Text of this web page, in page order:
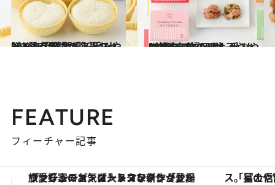
2026.1.11
2026年【佐賀県】手みやげ3選 有明海の海苔のセットも手軽なギフトに！
贈りもの 2026.1.11
2026年【福岡県】手みやげ3選 名物の明太子やもつ鍋のアレンジも！
贈りもの
FEATURE
フィーチャー記事
「星のや富士」でデジタルデトックス。冨士信仰の歴史を辿り、心身を調える。 【夏限定ディナーコース】旬を